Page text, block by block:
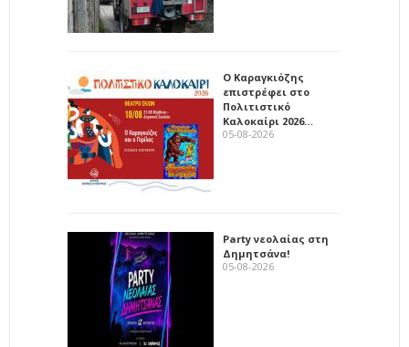
Ο Καραγκιόζης
επιστρέφει στο
Πολιτιστικό
Καλοκαίρι 2026…
05-08-2026
Party νεολαίας στη
Δημητσάνα!
05-08-2026